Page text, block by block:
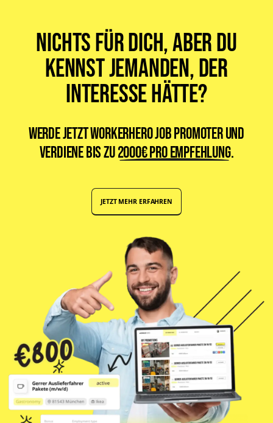
Nichts für dich, aber du
kennst jemanden, der
Interesse hätte?
Werde jetzt WorkerHero Job Promoter und
verdiene bis zu2000€ pro Empfehlung.
JETZT MEHR ERFAHREN